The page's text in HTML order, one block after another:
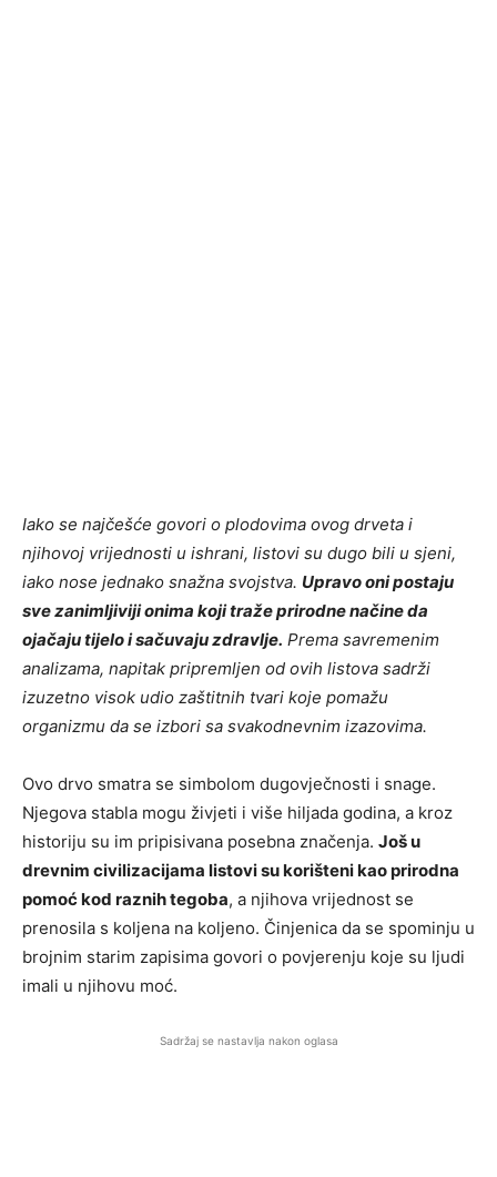
Iako se najčešće govori o plodovima ovog drveta i
njihovoj vrijednosti u ishrani, listovi su dugo bili u sjeni,
iako nose jednako snažna svojstva. Upravo oni postaju
sve zanimljiviji onima koji traže prirodne načine da
ojačaju tijelo i sačuvaju zdravlje. Prema savremenim
analizama, napitak pripremljen od ovih listova sadrži
izuzetno visok udio zaštitnih tvari koje pomažu
organizmu da se izbori sa svakodnevnim izazovima.
Ovo drvo smatra se simbolom dugovječnosti i snage.
Njegova stabla mogu živjeti i više hiljada godina, a kroz
historiju su im pripisivana posebna značenja. Još u
drevnim civilizacijama listovi su korišteni kao prirodna
pomoć kod raznih tegoba, a njihova vrijednost se
prenosila s koljena na koljeno. Činjenica da se spominju u
brojnim starim zapisima govori o povjerenju koje su ljudi
imali u njihovu moć.
Sadržaj se nastavlja nakon oglasa